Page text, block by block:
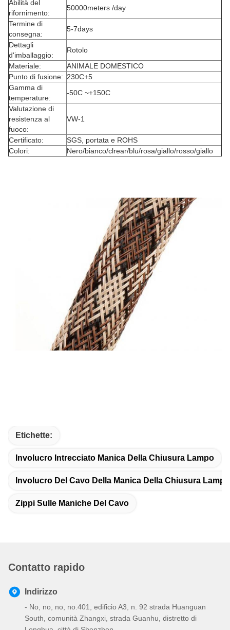
Abilità del
rifornimento:
50000meters /day
Termine di
consegna:
5-7days
Dettagli
d'imballaggio:
Rotolo
Materiale:
ANIMALE DOMESTICO
Punto di fusione: 230C+5
Gamma di
temperature:
-50C ~+150C
Valutazione di
resistenza al
fuoco:
VW-1
Certificato:
SGS, portata e ROHS
Colori:
Nero/bianco/clrear/blu/rosa/giallo/rosso/giallo
Etichette:
Involucro Intrecciato Manica Della Chiusura Lampo
Involucro Del Cavo Della Manica Della Chiusura Lampo
Zippi Sulle Maniche Del Cavo
Contatto rapido
Indirizzo
- No, no, no, no.401, edificio A3, n. 92 strada Huanguan
South, comunità Zhangxi, strada Guanhu, distretto di